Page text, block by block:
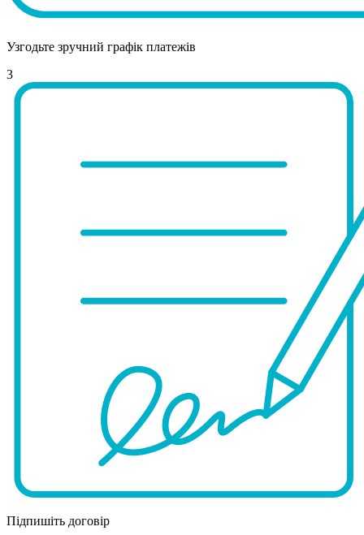
Узгодьте зручний графік платежів
3
Підпишіть договір